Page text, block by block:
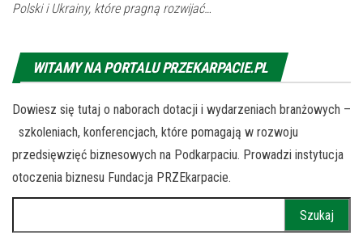
Polski i Ukrainy, które pragną rozwijać…
WITAMY NA PORTALU PRZEKARPACIE.PL
Dowiesz się tutaj o naborach dotacji i wydarzeniach branżowych –
szkoleniach, konferencjach, które pomagają w rozwoju
przedsięwzięć biznesowych na Podkarpaciu. Prowadzi instytucja
otoczenia biznesu Fundacja PRZEkarpacie.